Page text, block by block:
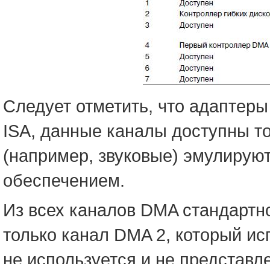
Следует отметить, что
ISA, данные каналы доступны
(например, звуковые)
обеспечением.
Из всех каналов DMA
только канал DMA 2, который
не используется и не